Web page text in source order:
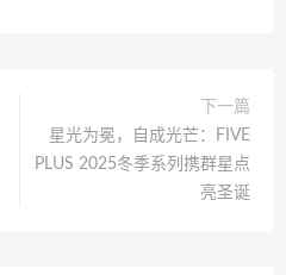
下一篇
星光为冕，自成光芒：FIVE
PLUS 2025冬季系列携群星点
亮圣诞